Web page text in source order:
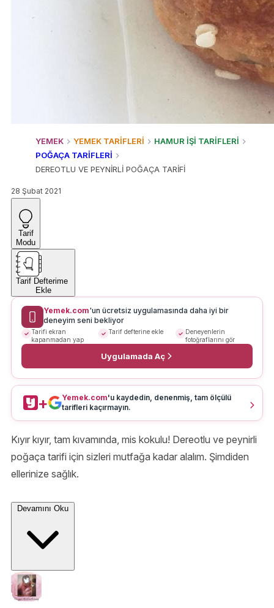
YEMEK YEMEK TARİFLERİ
HAMUR İŞİ TARİFLERİ
POĞAÇA TARİFLERİ
DEREOTLU VE PEYNİRLİ POĞAÇA TARİFİ
28 Şubat 2021
Tarif
Modu
Tarif Defterime
Ekle
Yemek.com'un ücretsiz uygulamasında daha iyi bir
deneyim seni bekliyor
Tarifi ekran
kapanmadan yap
Tarif defterine ekle
Deneyenlerin
fotoğraflarını gör
Uygulamada Aç
+ Yemek.com'u kaydedin, denenmiş, tam ölçülü
tarifleri kaçırmayın.
Kıyır kıyır, tam kıvamında, mis kokulu! Dereotlu ve peynirli
poğaça tarifi için sizleri mutfağa kadar alalım. Şimdiden
ellerinize sağlık.
Devamını Oku